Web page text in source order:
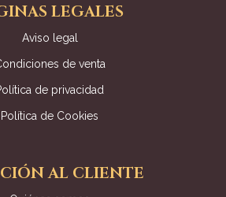
LEGALES
Aviso legal
de venta
de privacidad
Política de Cookies
AL CLIENTE